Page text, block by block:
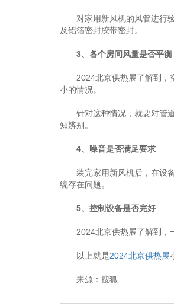
对家用新风机的风管进行验
及铝箔密封胶带密封。
3、各个房间风量是否平衡
2024北京供热展了解到，空
小的情况。
针对这种情况，就要对管道
知辨别。
4、噪音是否满足要求
装完家用新风机后，在设备
统存在问题。
5、控制设备是否完好
2024北京供热展了解到，一
以上就是2024北京供热展
来源：搜狐